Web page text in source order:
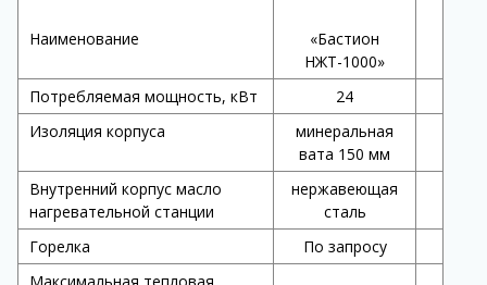
Наименование
«Бастион
НЖТ-1000»
Потребляемая мощность, кВт
24
Изоляция корпуса
минеральная
вата 150 мм
Внутренний корпус масло
нагревательной станции
нержавеющая
сталь
Горелка
По запросу